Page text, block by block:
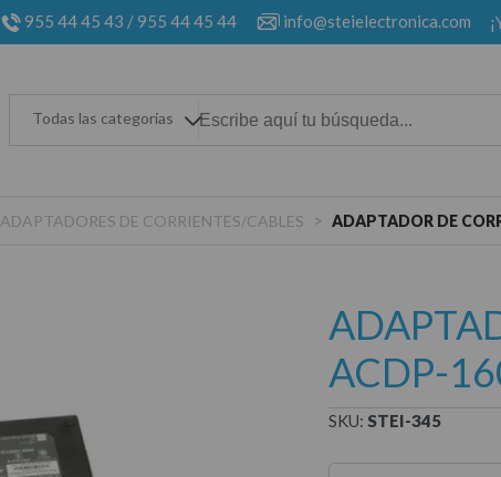
955 44 45 43 /955 44 45 44 info@steielectronica.com
Todas las categorias
ADAPTADORES DE CORRIENTES/CABLES > ADAPTADOR DE
ACDP-
SKU: STEI-345